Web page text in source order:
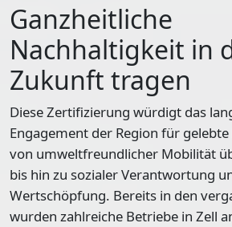
Ganzheitliche
Nachhaltigkeit in
Zukunft tragen
Diese Zertifizierung würdigt das
Engagement der Region für
von umweltfreundlicher Mobilität
bis hin zu sozialer Verantwortung
Wertschöpfung. Bereits in den
wurden zahlreiche Betriebe in Zell